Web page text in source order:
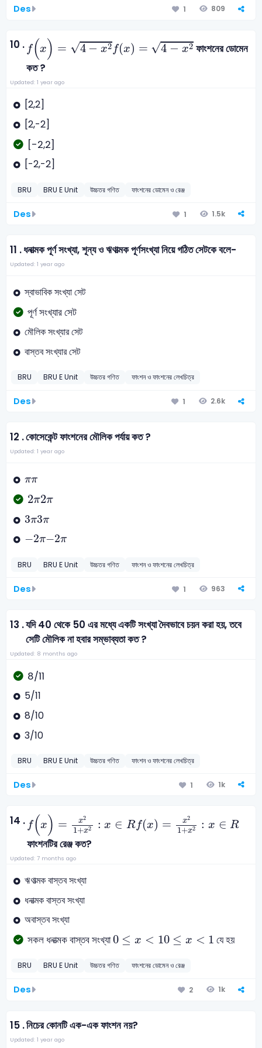
Des 1 809
10 . f(x) = √4 − x2 f(x) = √4 − x2
(x )= 2
ফাংশনের ডোমেন
কত ?
Updated: 1 year ago
[2,2]
[2,-2]
[-2,2]
[-2,-2]
BRU BRU E Unit উচ্চতর গণিত ফাংশনের ডোমেন ও রেঞ্জ
Des 1 1.5k
11 .ধনাত্মক পূর্ণ সংখ্যা, শূন্য ও ঋণাত্মক পূর্ণসংখ্যা নিয়ে গঠিত সেটকে বলে-
Updated: 1 year ago
স্বাভাবিক সংখ্যা সেট
পূর্ণ সংখ্যার সেট
মৌলিক সংখ্যার সেট
বাস্তব সংখ্যার সেট
BRU BRU E Unit উচ্চতর গণিত ফাংশন ও ফাংশনের লেখচিত্র
Des 1 2.6k
12 .কোসেকেন্ট ফাংশনের মৌলিক পর্যায় কত ?
Updated: 1 year ago
ππ
π
2π2π
2π
3π3π
3π
−2π−2π
2π
BRU BRU E Unit উচ্চতর গণিত ফাংশন ও ফাংশনের লেখচিত্র
Des 1 963
13 .যদি 40 থেকে 50 এর মধ্যে একটি সংখ্যা দৈবভাবে চয়ন করা হয়, তবে
সেটি মৌলিক না হবার সম্ভাব্যতা কত ?
Updated: 8 months ago
8/11
5/11
8/10
3/10
BRU BRU E Unit উচ্চতর গণিত ফাংশন ও ফাংশনের লেখচিত্র
Des 1 1k
14 . f(x) = x2
1+x2 : x ∈ Rf(x) = x2
1+x2 : x ∈ R
(x )= x
ফাংশনটির রেঞ্জ কত?
Updated: 7 months ago
ঋণাত্মক বাস্তব সংখ্যা
ধনাত্মক বাস্তব সংখ্যা
অবাস্তব সংখ্যা
সকল ধনাত্মক বাস্তব সংখ্যা0 ≤ x < 10 ≤ x < 1
0 ≤x <1 যে হয়
BRU BRU E Unit উচ্চতর গণিত ফাংশনের ডোমেন ও রেঞ্জ
Des 2 1k
15 .নিচের কোনটি এক-এক ফাংশন নয়?
Updated: 1 year ago